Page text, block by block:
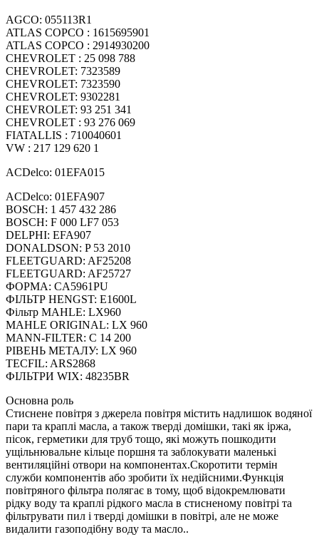
AGCO: 055113R1
ATLAS COPCO : 1615695901
ATLAS COPCO : 2914930200
CHEVROLET : 25 098 788
CHEVROLET: 7323589
CHEVROLET: 7323590
CHEVROLET: 9302281
CHEVROLET: 93 251 341
CHEVROLET : 93 276 069
FIATALLIS : 710040601
VW : 217 129 620 1
ACDelco: 01EFA015
ACDelco: 01EFA907
BOSCH: 1 457 432 286
BOSCH: F 000 LF7 053
DELPHI: EFA907
DONALDSON: P 53 2010
FLEETGUARD: AF25208
FLEETGUARD: AF25727
ФОРМА: CA5961PU
ФІЛЬТР HENGST: E1600L
Фільтр MAHLE: LX960
MAHLE ORIGINAL: LX 960
MANN-FILTER: C 14 200
РІВЕНЬ МЕТАЛУ: LX 960
TECFIL: ARS2868
ФІЛЬТРИ WIX: 48235BR
Основна роль
Стиснене повітря з джерела повітря містить надлишок водяної
пари та краплі масла, а також тверді домішки, такі як іржа,
пісок, герметики для труб тощо, які можуть пошкодити
ущільнювальне кільце поршня та заблокувати маленькі
вентиляційні отвори на компонентах.Скоротити термін
служби компонентів або зробити їх недійсними.Функція
повітряного фільтра полягає в тому, щоб відокремлювати
рідку воду та краплі рідкого масла в стисненому повітрі та
фільтрувати пил і тверді домішки в повітрі, але не може
видалити газоподібну воду та масло..